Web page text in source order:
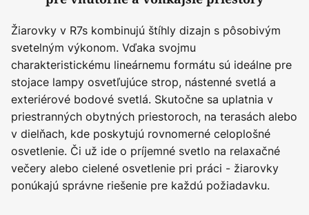
Žiarovky v R7s kombinujú štíhly dizajn s pôsobivým
svetelným výkonom. Vďaka svojmu
charakteristickému lineárnemu formátu sú ideálne pre
stojace lampy osvetľujúce strop, nástenné svetlá a
exteriérové bodové svetlá. Skutočne sa uplatnia v
priestranných obytných priestoroch, na terasách alebo
v dielňach, kde poskytujú rovnomerné celoplošné
osvetlenie. Či už ide o príjemné svetlo na relaxačné
večery alebo cielené osvetlenie pri práci - žiarovky
ponúkajú správne riešenie pre každú požiadavku.